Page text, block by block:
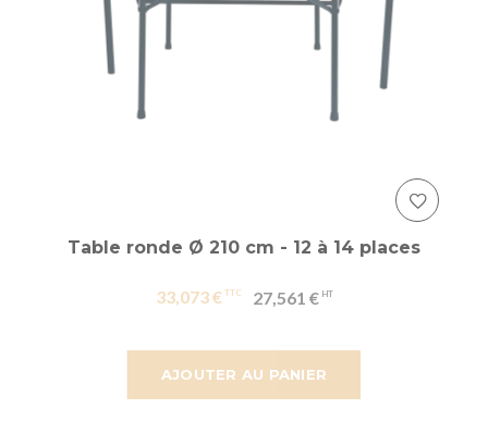
AJOUTER AU PANIER
Table ronde Ø 210 cm - 12 à 14 places
33,073 € 27,561 €